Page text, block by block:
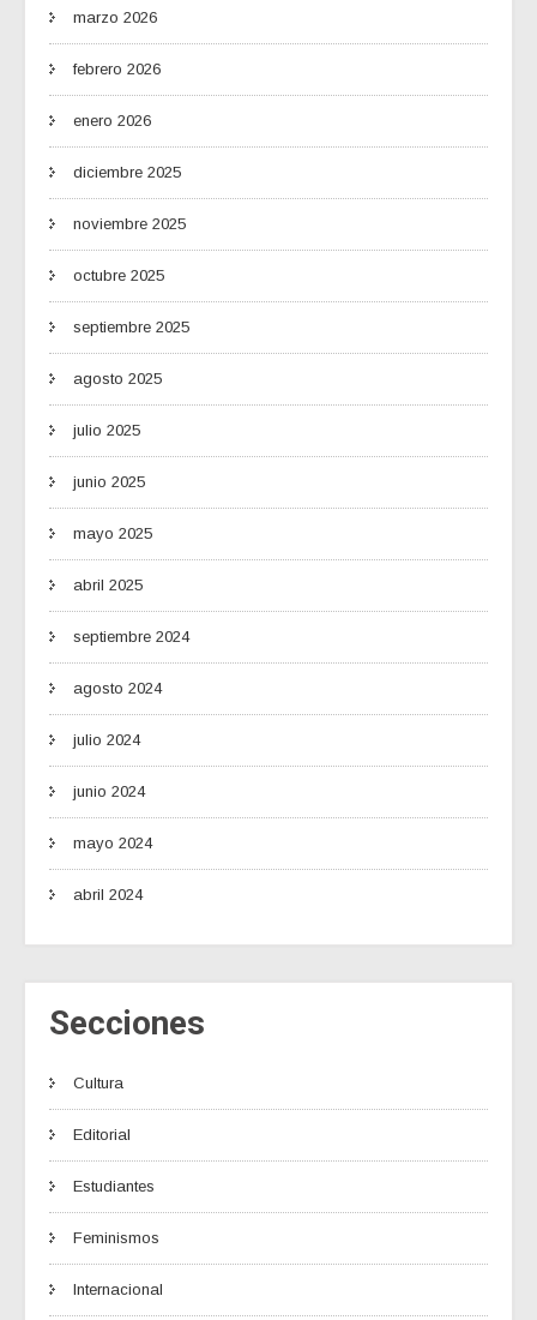
marzo 2026
febrero 2026
enero 2026
diciembre 2025
noviembre 2025
octubre 2025
septiembre 2025
agosto 2025
julio 2025
junio 2025
mayo 2025
abril 2025
septiembre 2024
agosto 2024
julio 2024
junio 2024
mayo 2024
abril 2024
Secciones
Cultura
Editorial
Estudiantes
Feminismos
Internacional